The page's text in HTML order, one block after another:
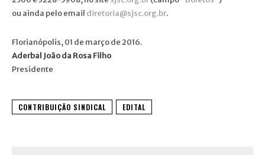
ou ainda pelo email diretoria@sjsc.org.br.
Florianópolis, 01 de março de 2016.
Aderbal João da Rosa Filho
Presidente
CONTRIBUIÇÃO SINDICAL EDITAL